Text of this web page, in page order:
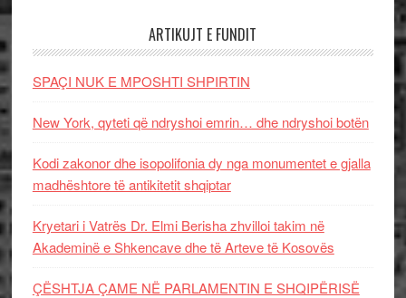
ARTIKUJT E FUNDIT
SPAÇI NUK E MPOSHTI SHPIRTIN
New York, qyteti që ndryshoi emrin… dhe ndryshoi botën
Kodi zakonor dhe isopolifonia dy nga monumentet e gjalla
madhështore të antikitetit shqiptar
Kryetari i Vatrës Dr. Elmi Berisha zhvilloi takim në
Akademinë e Shkencave dhe të Arteve të Kosovës
ÇËSHTJA ÇAME NË PARLAMENTIN E SHQIPËRISË